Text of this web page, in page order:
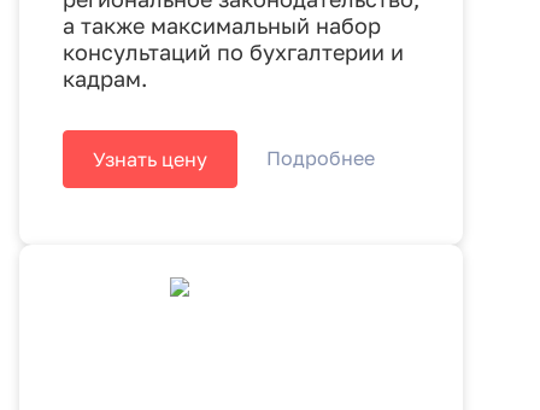
а также максимальный набор
консультаций по бухгалтерии и
кадрам.
Узнать цену Подробнее